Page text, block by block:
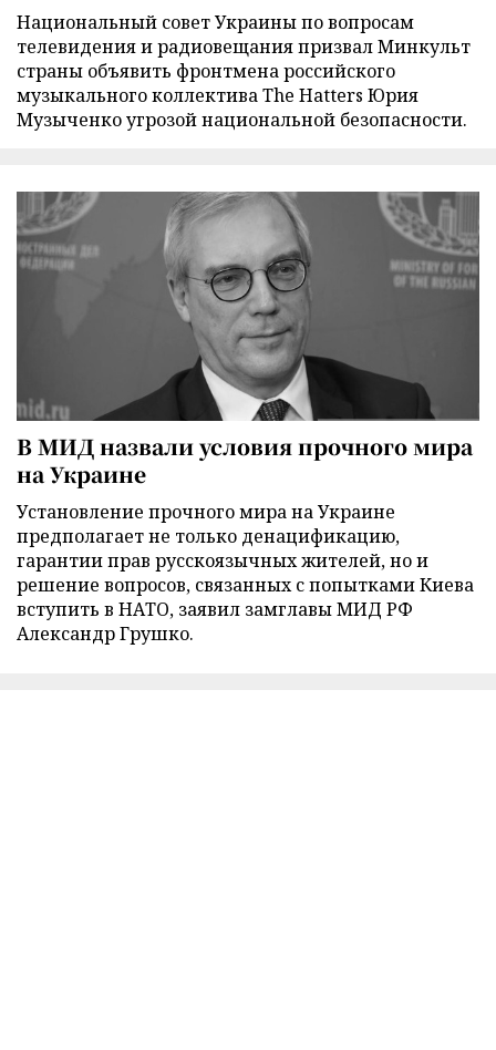
Национальный совет Украины по вопросам
телевидения и радиовещания призвал Минкульт
страны объявить фронтмена российского
музыкального коллектива The Hatters Юрия
Музыченко угрозой национальной безопасности.
В МИД назвали условия прочного мира
на Украине
Установление прочного мира на Украине
предполагает не только денацификацию,
гарантии прав русскоязычных жителей, но и
решение вопросов, связанных с попытками Киева
вступить в НАТО, заявил замглавы МИД РФ
Александр Грушко.